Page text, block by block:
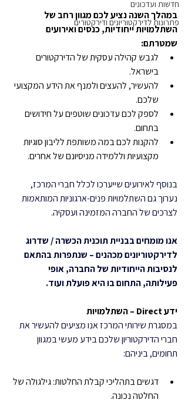
חדשות ועדכונים
פתרונות לדירקטוריונים ודירקטורים
במהלך השנה נציע לכם מגוון רחב של
השתלמויות ייחודיות, כנסים ואירועים
שמטרתם:
לגבש קהילה עסקית של הדירקטורים
בישראל.
להעשיר, להעצים ולמנף את הידע המקצועי
שלכם.
לספק לכם עדכונים שוטפים על חידושים
בתחום.
להקנות לכם במה משותפת לליבון סוגיות
מקצועיות וללמידה מניסיונם של אחרים.
בנוסף לאירועים שייערכו לכלל חברי המרכז,
נערוך גם השתלמויות פנים-ארגוניות המותאמות
לצרכים של החברה המזמינה ועסקיה.
אנו מומחים בבניית תוכנית הכשרה / שדרוג
לדירקטוריונים מכהנים – שנתפרות בהתאם
לנסיבות הייחודיות של החברה, אופי
פעילותה, התחום בו היא פועלת ועוד.
ידע Direct – השתלמויות
במסגרת שירותי המרכז אנו מציעים להעשיר את
חברי הדירקטוריון שלכם בידע מעשי במגוון
תחומים, ביניהם:
דגשים בתהליכי קבלת החלטות: גילגולה של
החלטה נכונה.